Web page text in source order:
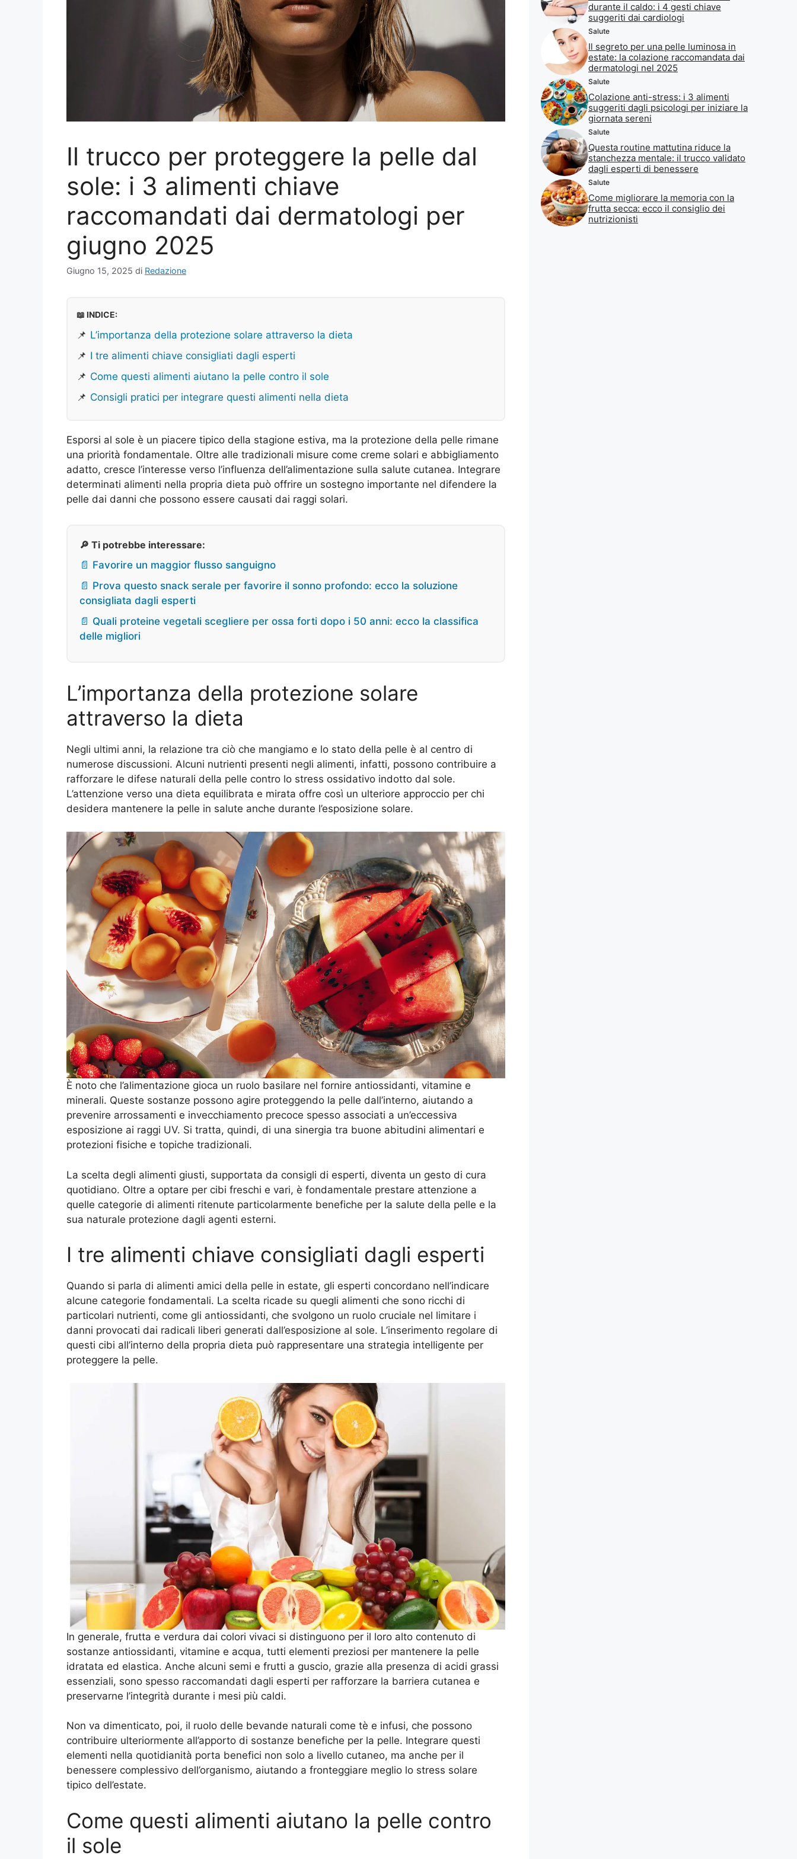
Il trucco per proteggere la pelle dal
sole: i 3 alimenti chiave
raccomandati dai dermatologi per
giugno 2025
Giugno 15, 2025 di Redazione
📖 INDICE:
📌 L’importanza della protezione solare attraverso la dieta
📌 I tre alimenti chiave consigliati dagli esperti
📌 Come questi alimenti aiutano la pelle contro il sole
📌 Consigli pratici per integrare questi alimenti nella dieta
Esporsi al sole è un piacere tipico della stagione estiva, ma la protezione della pelle rimane
una priorità fondamentale. Oltre alle tradizionali misure come creme solari e abbigliamento
adatto, cresce l’interesse verso l’influenza dell’alimentazione sulla salute cutanea. Integrare
determinati alimenti nella propria dieta può offrire un sostegno importante nel difendere la
pelle dai danni che possono essere causati dai raggi solari.
🔎 Ti potrebbe interessare:
📄 Favorire un maggior flusso sanguigno
📄 Prova questo snack serale per favorire il sonno profondo: ecco la soluzione
consigliata dagli esperti
📄 Quali proteine vegetali scegliere per ossa forti dopo i 50 anni: ecco la classifica
delle migliori
L’importanza della protezione solare
attraverso la dieta
Negli ultimi anni, la relazione tra ciò che mangiamo e lo stato della pelle è al centro di
numerose discussioni. Alcuni nutrienti presenti negli alimenti, infatti, possono contribuire a
rafforzare le difese naturali della pelle contro lo stress ossidativo indotto dal sole.
L’attenzione verso una dieta equilibrata e mirata offre così un ulteriore approccio per chi
desidera mantenere la pelle in salute anche durante l’esposizione solare.
È noto che l’alimentazione gioca un ruolo basilare nel fornire antiossidanti, vitamine e
minerali. Queste sostanze possono agire proteggendo la pelle dall’interno, aiutando a
prevenire arrossamenti e invecchiamento precoce spesso associati a un’eccessiva
esposizione ai raggi UV. Si tratta, quindi, di una sinergia tra buone abitudini alimentari e
protezioni fisiche e topiche tradizionali.
La scelta degli alimenti giusti, supportata da consigli di esperti, diventa un gesto di cura
quotidiano. Oltre a optare per cibi freschi e vari, è fondamentale prestare attenzione a
quelle categorie di alimenti ritenute particolarmente benefiche per la salute della pelle e la
sua naturale protezione dagli agenti esterni.
I tre alimenti chiave consigliati dagli esperti
Quando si parla di alimenti amici della pelle in estate, gli esperti concordano nell’indicare
alcune categorie fondamentali. La scelta ricade su quegli alimenti che sono ricchi di
particolari nutrienti, come gli antiossidanti, che svolgono un ruolo cruciale nel limitare i
danni provocati dai radicali liberi generati dall’esposizione al sole. L’inserimento regolare di
questi cibi all’interno della propria dieta può rappresentare una strategia intelligente per
proteggere la pelle.
In generale, frutta e verdura dai colori vivaci si distinguono per il loro alto contenuto di
sostanze antiossidanti, vitamine e acqua, tutti elementi preziosi per mantenere la pelle
idratata ed elastica. Anche alcuni semi e frutti a guscio, grazie alla presenza di acidi grassi
essenziali, sono spesso raccomandati dagli esperti per rafforzare la barriera cutanea e
preservarne l’integrità durante i mesi più caldi.
Non va dimenticato, poi, il ruolo delle bevande naturali come tè e infusi, che possono
contribuire ulteriormente all’apporto di sostanze benefiche per la pelle. Integrare questi
elementi nella quotidianità porta benefici non solo a livello cutaneo, ma anche per il
benessere complessivo dell’organismo, aiutando a fronteggiare meglio lo stress solare
tipico dell’estate.
Come questi alimenti aiutano la pelle contro
il sole
durante il caldo: i 4 gesti chiave
suggeriti dai cardiologi
Salute
Il segreto per una pelle luminosa in
estate: la colazione raccomandata dai
dermatologi nel 2025
Salute
Colazione anti-stress: i 3 alimenti
suggeriti dagli psicologi per iniziare la
giornata sereni
Salute
Questa routine mattutina riduce la
stanchezza mentale: il trucco validato
dagli esperti di benessere
Salute
Come migliorare la memoria con la
frutta secca: ecco il consiglio dei
nutrizionisti